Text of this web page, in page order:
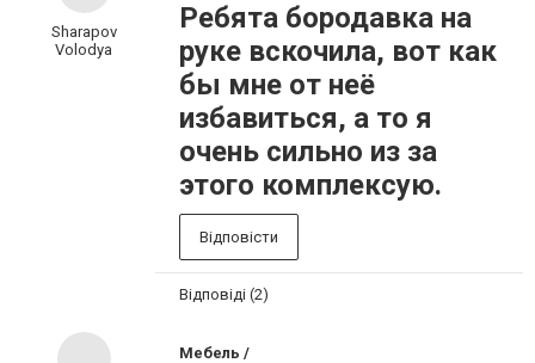
Sharapov
Volodya
Ребята бородавка на
руке вскочила, вот как
бы мне от неё
избавиться, а то я
очень сильно из за
этого комплексую.
Відповісти
Відповіді (2)
Мебель /